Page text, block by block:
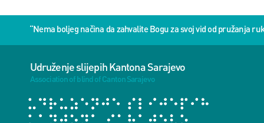
“Nema boljeg načina da zahvalite Bogu za svoj vid od pružanja
Udruženje slijepih Kantona Sarajevo
Association of blind of Canton Sarajevo